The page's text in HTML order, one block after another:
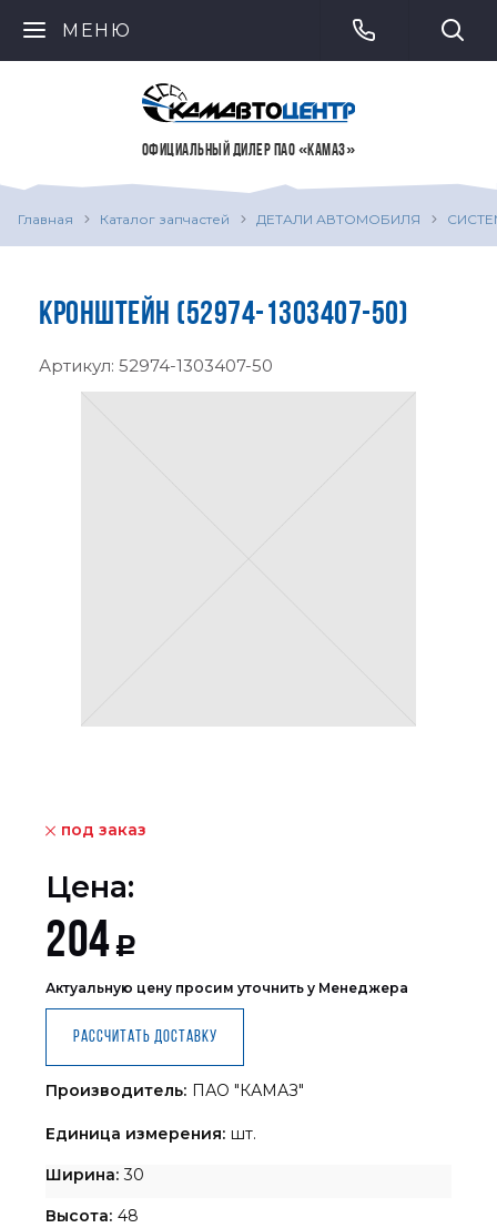
МЕНЮ
ОФИЦИАЛЬНЫЙ ДИЛЕР ПАО «КАМАЗ»
Главная Каталог запчастей ДЕТАЛИ АВТОМОБИЛЯ
КРОНШТЕЙН (52974-1303407-50)
Артикул: 52974-1303407-50
под заказ
Цена:
204 Р
Актуальную цену просим уточнить у Менеджера
Рассчитать доставку
Производитель: ПАО "КАМАЗ"
Единица измерения: шт.
Ширина: 30
Высота: 48